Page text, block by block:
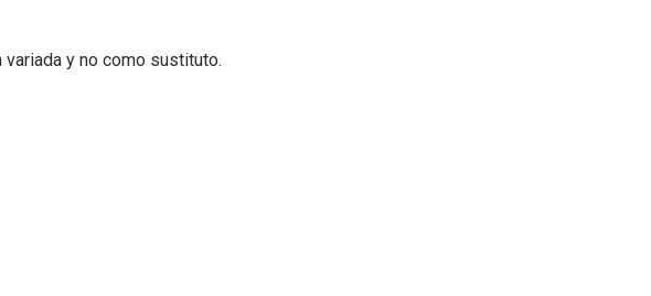
y no como sustituto.